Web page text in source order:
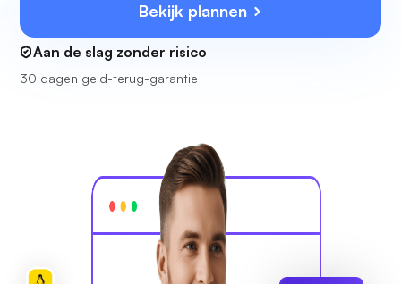
Bekijk plannen
Aan de slag zonder risico
30 dagen geld-terug-garantie